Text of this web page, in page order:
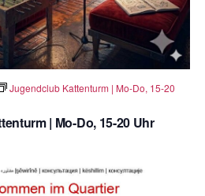
| Mo-Do, 15-20 Uhr
Jugendclub Kattenturm | Mo-Do, 15-20